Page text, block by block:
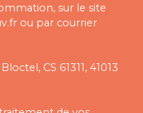
sur le site
ou par courrier
CS 61311, 41013